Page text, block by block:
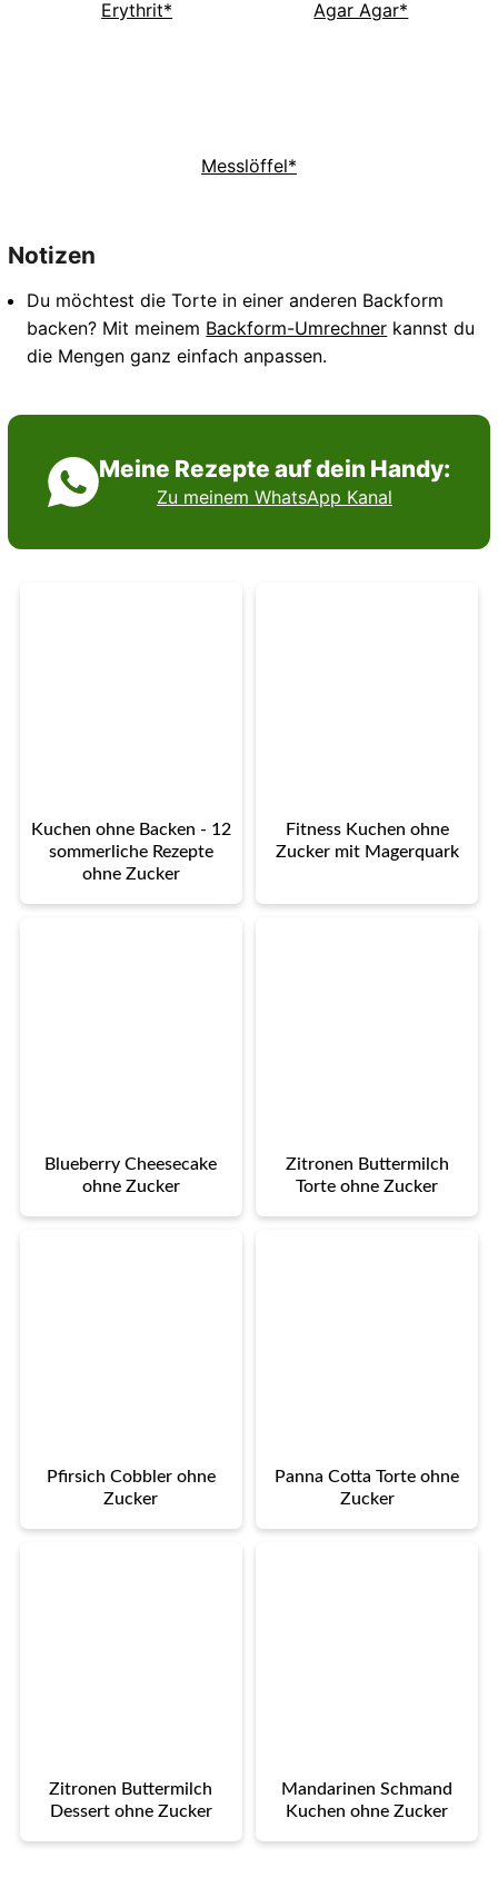
Erythrit* Agar Agar*
Messlöffel*
Notizen
Du möchtest die Torte in einer anderen Backform
backen? Mit meinem Backform-Umrechner kannst du
die Mengen ganz einfach anpassen.
Meine Rezepte auf dein Handy:
Zu meinem WhatsApp Kanal
Kuchen ohne Backen - 12
sommerliche Rezepte
ohne Zucker
Fitness Kuchen ohne
Zucker mit Magerquark
Blueberry Cheesecake
ohne Zucker
Zitronen Buttermilch
Torte ohne Zucker
Pfirsich Cobbler ohne
Zucker
Panna Cotta Torte ohne
Zucker
Zitronen Buttermilch
Dessert ohne Zucker
Mandarinen Schmand
Kuchen ohne Zucker